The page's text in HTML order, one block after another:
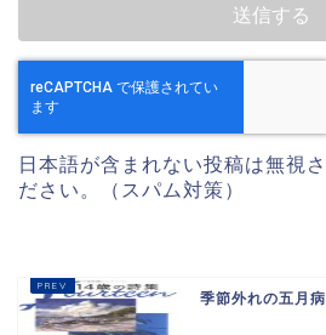
日本語が含まれない投稿は無視
ださい。（スパム対策）
季節外れの五月病